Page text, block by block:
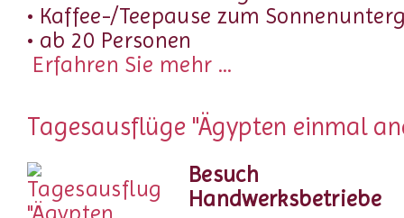
• Kaffee-/Teepause zum
• ab 20 Personen
Erfahren Sie mehr ...
Tagesausflüge "Ägypten einmal
Besuch
Handwerksbetriebe